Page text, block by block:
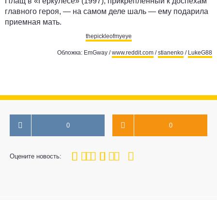
главного героя, — на самом деле шаль — ему подарила
приемная мать.
thepickleofmyeye
Обложка: EmGway /www.reddit.com /stianenko / LukeG88
0 0
Оцените новость:
100
1 3 4 5